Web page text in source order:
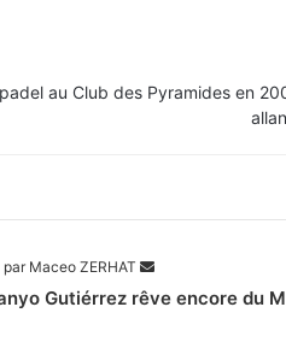
au Club des Pyramides en
par Maceo ZERHAT
Gutiérrez rêve encore du